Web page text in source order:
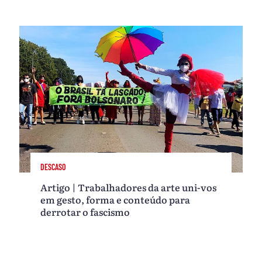
DESCASO
Artigo | Trabalhadores da arte uni-vos
em gesto, forma e conteúdo para
derrotar o fascismo